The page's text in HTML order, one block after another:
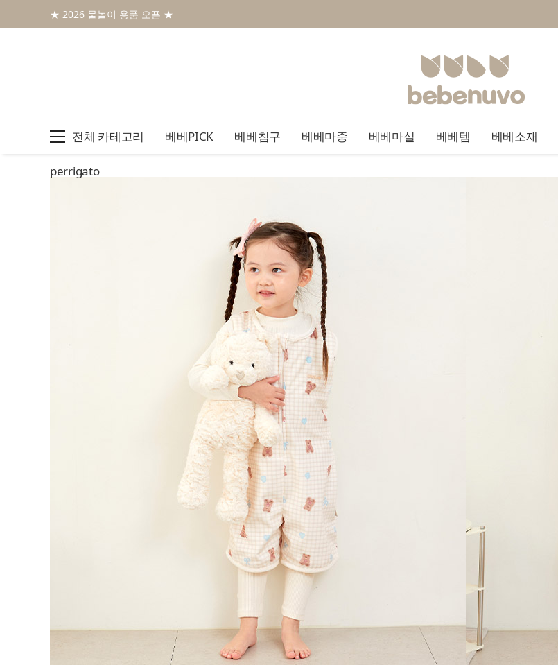
★ 2026 물놀이 용품 오픈 ★
전체 카테고리 베베PICK 베베침구 베베마중 베베마실 베베템 베베소재
perrigato